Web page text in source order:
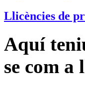
Llicències de
Aquí
se com